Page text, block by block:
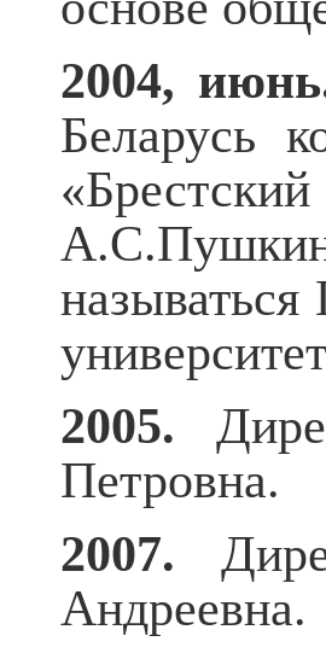
2004,
Беларусь
2005.
Петровна.
2007.
Андреевна.